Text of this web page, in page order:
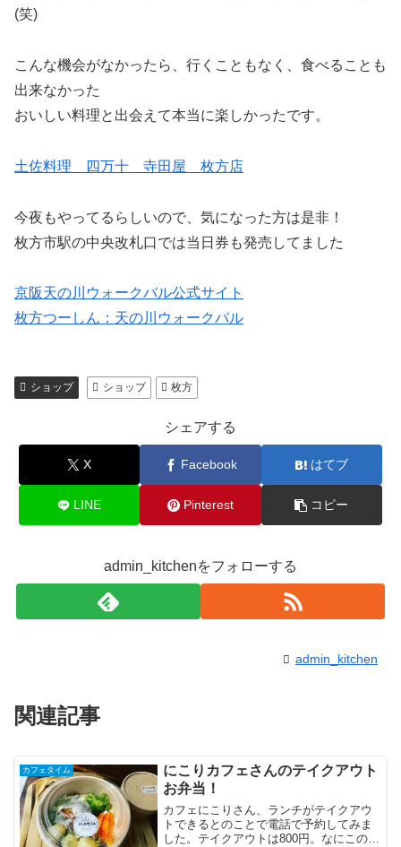
(笑)
こんな機会がなかったら、行くこともなく、食べることも
出来なかった
おいしい料理と出会えて本当に楽しかったです。
土佐料理 四万十 寺田屋 枚方店
今夜もやってるらしいので、気になった方は是非！
枚方市駅の中央改札口では当日券も発売してました
京阪天の川ウォークバル公式サイト
枚方つーしん：天の川ウォークバル
ショップ ショップ 枚方
シェアする
X Facebook はてブ
LINE Pinterest コピー
admin_kitchenをフォローする
admin_kitchen
関連記事
カフェタイム
にこりカフェさんのテイクアウト
お弁当！
カフェにこりさん、ランチがテイクアウ
トできるとのことで電話で予約してみま
した。テイクアウトは800円。なにこの、